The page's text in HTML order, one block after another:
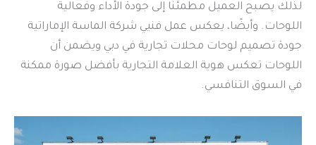
لذلك يصبح العميل مطمئنًا إلى جودة الأداء وفعالية
اللوحات. وأيضًا، يعكس عمل فنيي شركة الماسة الإماراتية
جودة تصميم لوحات محلات تجارية في دبي ويضمن أن
اللوحات تعكس هوية العلامة التجارية بأفضل صورة ممكنة
في السوق التنافسي.